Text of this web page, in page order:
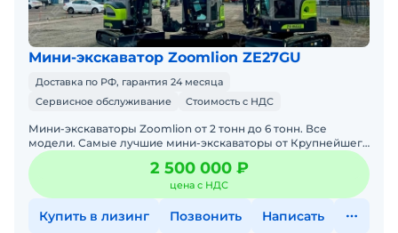
Мини-экскаватор Zoomlion ZE27GU
Доставка по РФ, гарантия 24 месяца
Сервисное обслуживание
Стоимость с НДС
Мини-экскаваторы Zoomlion от 2 тонн до 6 тонн. Все
модели. Самые лучшие мини-экскаваторы от Крупнейшего
производителя ZOOMLION из Китая, в наличии со складов в
2 500 000 ₽
цена с НДС
Купить в лизинг Позвонить Написать